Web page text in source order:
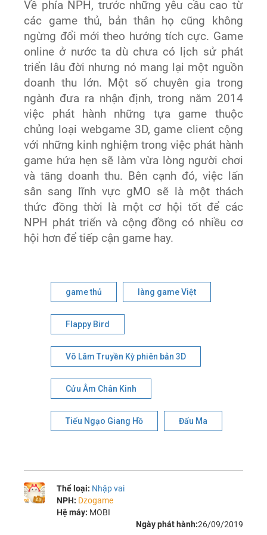
Về phía NPH, trước những yêu cầu cao từ
các game thủ, bản thân họ cũng không
ngừng đổi mới theo hướng tích cực. Game
online ở nước ta dù chưa có lịch sử phát
triển lâu đời nhưng nó mang lại một nguồn
doanh thu lớn. Một số chuyên gia trong
ngành đưa ra nhận định, trong năm 2014
việc phát hành những tựa game thuộc
chủng loại webgame 3D, game client cộng
với những kinh nghiệm trong việc phát hành
game hứa hẹn sẽ làm vừa lòng người chơi
và tăng doanh thu. Bên cạnh đó, việc lấn
sân sang lĩnh vực gMO sẽ là một thách
thức đồng thời là một cơ hội tốt để các
NPH phát triển và cộng đồng có nhiều cơ
hội hơn để tiếp cận game hay.
game thủ làng game Việt
Flappy Bird
Võ Lâm Truyền Kỳ phiên bản 3D
Cửu Âm Chân Kinh
Tiếu Ngạo Giang Hồ Đấu Ma
Thể loại: Nhập vai
NPH: Dzogame
Hệ máy: MOBI
Ngày phát hành:26/09/2019